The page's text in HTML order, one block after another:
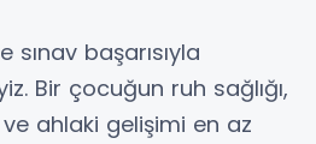
başarısıyla
Bir çocuğun ruh sağlığı,
ahlaki gelişimi en az